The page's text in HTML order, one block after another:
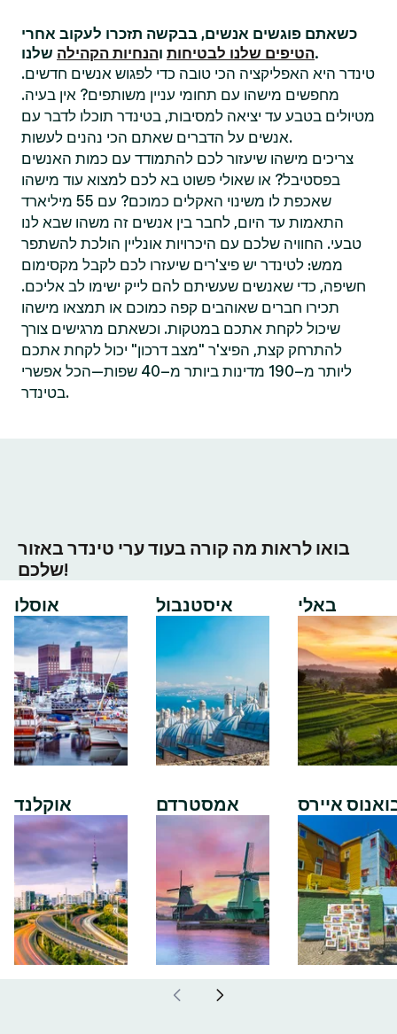
כשאתם פוגשים אנשים, בבקשה תזכרו לעקוב אחרי
הטיפים שלנו לבטיחות והנחיות הקהילה
שלנו.
טינדר היא האפליקציה הכי טובה כדי לפגוש אנשים חדשים.
מחפשים מישהו עם תחומי עניין משותפים? אין בעיה.
מטיולים בטבע עד יציאה למסיבות, בטינדר תוכלו לדבר עם
אנשים על הדברים שאתם הכי נהנים לעשות.
צריכים מישהו שיעזור לכם להתמודד עם כמות האנשים
בפסטיבל? או שאולי פשוט בא לכם למצוא עוד מישהו
שאכפת לו משינוי האקלים כמוכם? עם 55 מיליארד
התאמות עד היום, לחבר בין אנשים זה משהו שבא לנו
טבעי. החוויה שלכם עם היכרויות אונליין הולכת להשתפר
ממש: לטינדר יש פיצ'רים שיעזרו לכם לקבל מקסימום
חשיפה, כדי שאנשים שעשיתם להם לייק ישימו לב אליכם.
תכירו חברים שאוהבים קפה כמוכם או תמצאו מישהו
שיכול לקחת אתכם במטקות. וכשאתם מרגישים צורך
להתרחק קצת, הפיצ'ר "מצב דרכון" יכול לקחת אתכם
ליותר מ–190 מדינות ביותר מ–40 שפות—הכל אפשרי
בטינדר.
בואו לראות מה קורה בעוד ערי טינדר באזור
שלכם!
אוסלו
אוקלנד
איסטנבול
אמסטרדם
באלי
איירס